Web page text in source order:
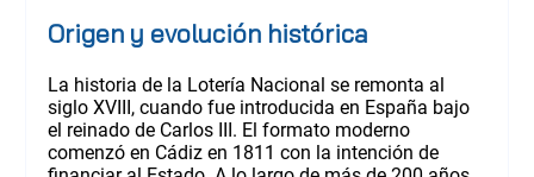
Origen y evolución histórica
La historia de la Lotería Nacional se remonta al
siglo XVIII, cuando fue introducida en España bajo
el reinado de Carlos III. El formato moderno
comenzó en Cádiz en 1811 con la intención de